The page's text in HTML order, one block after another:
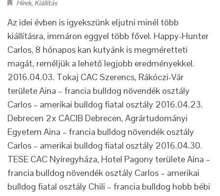
Hírek, Kiállítás
Az idei évben is igyekszünk eljutni minél több
kiállításra, immáron eggyel több fővel. Happy-Hunter
Carlos, 8 hónapos kan kutyánk is megméretteti
magát, reméljük a lehető legjobb eredményekkel.
2016.04.03. Tokaj CAC Szerencs, Rákóczi-Vár
területe Aina – francia bulldog növendék osztály
Carlos – amerikai bulldog fiatal osztály 2016.04.23.
Debrecen 2x CACIB Debrecen, Agrártudományi
Egyetem Aina – francia bulldog növendék osztály
Carlos – amerikai bulldog fiatal osztály 2016.04.30.
TESE CAC Nyíregyháza, Hotel Pagony területe Aina –
francia bulldog növendék osztály Carlos – amerikai
bulldog fiatal osztály Chili – francia bulldog hobb bébi